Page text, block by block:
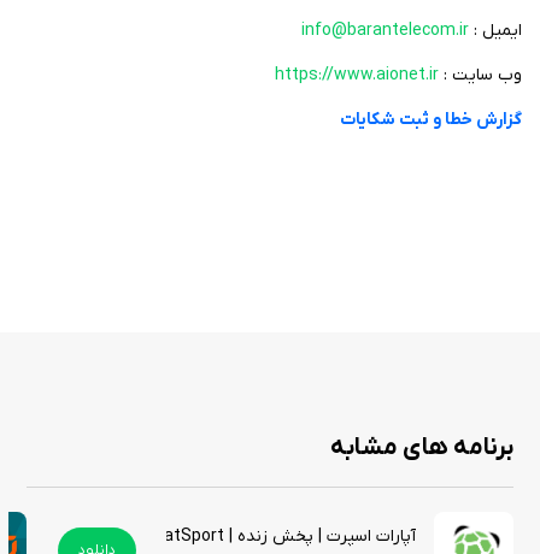
ایمیل : info@barantelecom.ir
وب سایت : https://www.aionet.ir
گزارش خطا و ثبت شکایات
برنامه های مشابه
آپارات اسپرت | پخش زنده | AparatSport